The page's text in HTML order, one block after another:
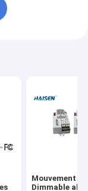
Mouvement de
Dimmable